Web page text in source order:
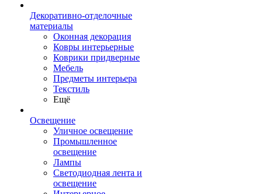
Декоративно-отделочные
материалы
Оконная декорация
Ковры интерьерные
Коврики придверные
Мебель
Предметы интерьера
Текстиль
Ещё
Освещение
Уличное освещение
Промышленное
освещение
Лампы
Светодиодная лента и
освещение